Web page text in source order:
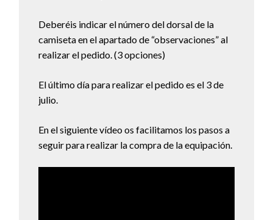
Deberéis indicar el número del dorsal de la
camiseta en el apartado de “observaciones” al
realizar el pedido. (3 opciones)
El último día para realizar el pedido es el 3 de
julio.
En el siguiente vídeo os facilitamos los pasos a
seguir para realizar la compra de la equipación.